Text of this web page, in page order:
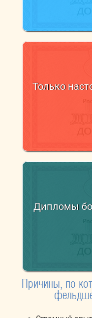
Только
Дипломы
Причины, по